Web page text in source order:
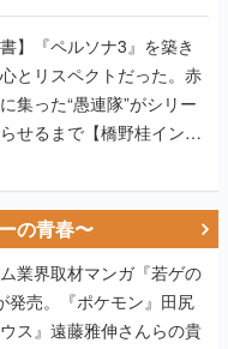
】『ペルソナ3』を築き
とリスペクトだった。赤
集った“愚連隊”がシリー
せるまで【橋野桂インタ
の青春〜
業界取材マンガ『若ゲの
発売。『ポケモン』田尻
ス』遠藤雅伸さんらの貴